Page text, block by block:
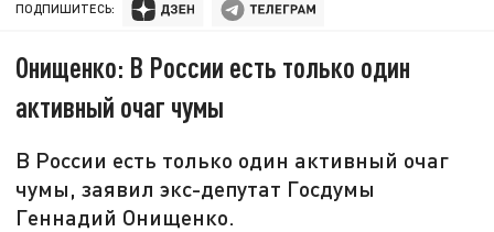
ПОДПИШИТЕСЬ:
Онищенко: В России есть только один
активный очаг чумы
В России есть только один активный очаг
чумы, заявил экс-депутат Госдумы
Геннадий Онищенко.